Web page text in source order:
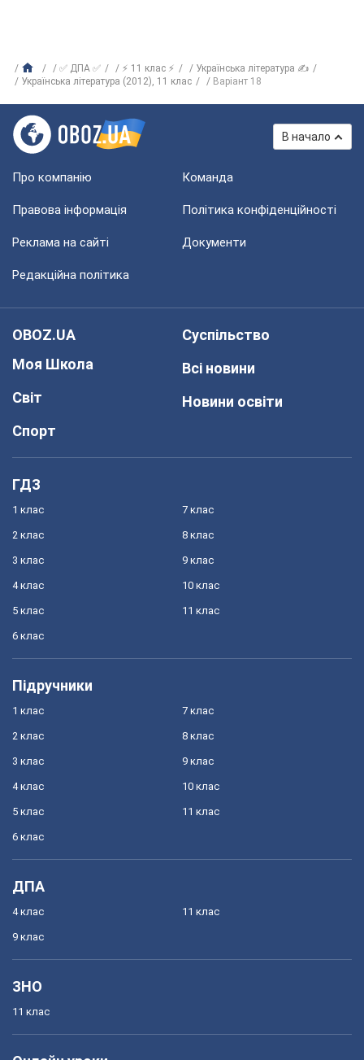
✅ ДПА ✅ ⚡ 11 клас ⚡
Українська література ✍
Українська література (2012), 11 клас
Варіант 18
В начало
Про компанію Команда
Правова інформація Політика конфіденційності
Реклама на сайті Документи
Редакційна політика
OBOZ.UA
Моя Школа
Світ
Спорт
Суспільство
Всі новини
Новини освіти
ГДЗ
1 клас
2 клас
3 клас
4 клас
5 клас
6 клас
7 клас
8 клас
9 клас
10 клас
11 клас
Підручники
1 клас
2 клас
3 клас
4 клас
5 клас
6 клас
7 клас
8 клас
9 клас
10 клас
11 клас
ДПА
4 клас
9 клас
11 клас
ЗНО
11 клас